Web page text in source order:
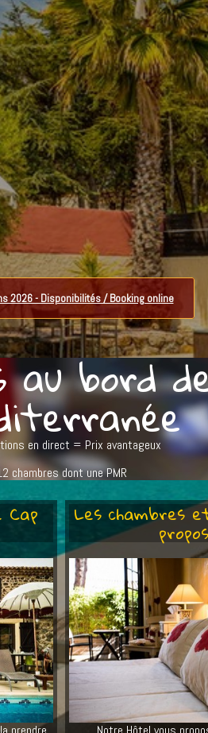
2026 - Disponibilités / Booking online
au bord
en direct = Prix avantageux
chambres dont une PMR
Les chambres